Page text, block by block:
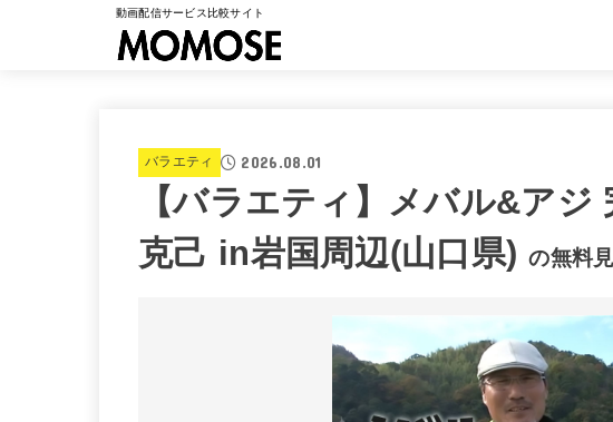
動画配信サービス比較サイト
バラエティ 2026.08.01
【バラエティ】メバル&アジ
克己 in岩国周辺(山口県) の無料